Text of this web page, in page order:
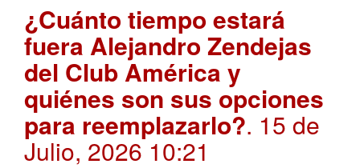
¿Cuánto tiempo estará
fuera Alejandro Zendejas
del Club América y
quiénes son sus opciones
para reemplazarlo?. 15 de
Julio, 2026 10:21